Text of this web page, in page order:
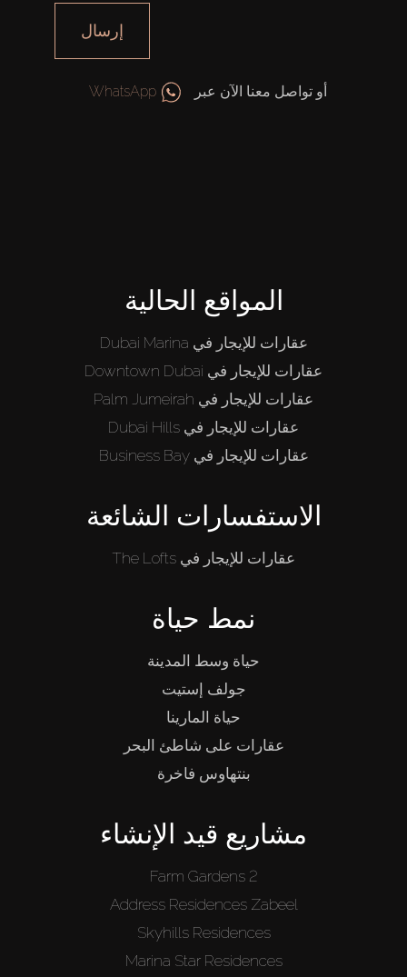
إرسال
أو تواصل معنا الآن عبر WhatsApp
المواقع الحالية
عقارات للإيجار في Dubai Marina
عقارات للإيجار في Downtown Dubai
عقارات للإيجار في Palm Jumeirah
عقارات للإيجار في Dubai Hills
عقارات للإيجار في Business Bay
الاستفسارات الشائعة
عقارات للإيجار في The Lofts
نمط حياة
حياة وسط المدينة
جولف إستيت
حياة المارينا
عقارات على شاطئ البحر
بنتهاوس فاخرة
مشاريع قيد الإنشاء
Farm Gardens 2
Address Residences Zabeel
Skyhills Residences
Marina Star Residences